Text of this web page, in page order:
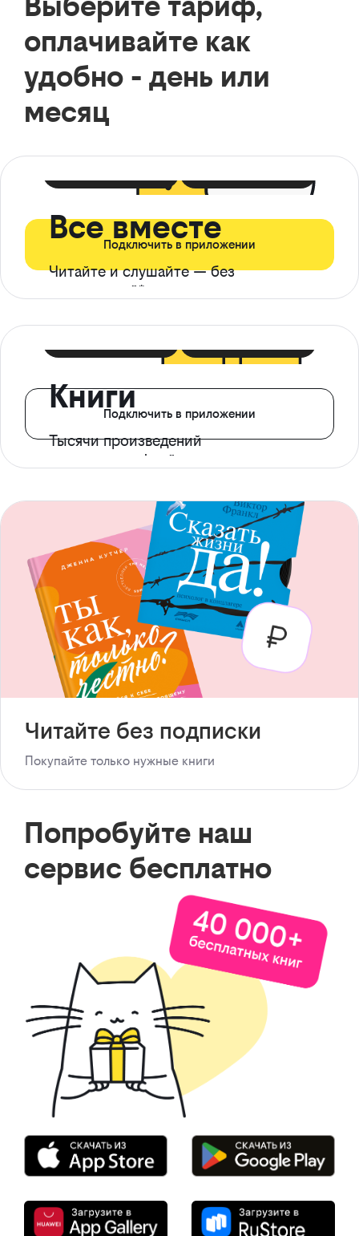
оплачивайте как
удобно - день или
месяц
Все вместе
Читайте и слушайте — без
ограничений*
Подключить в приложении
Книги
Тысячи произведений
с доступом офлайн
Подключить в приложении
Читайте без подписки
Покупайте только нужные книги
Попробуйте наш
сервис бесплатно